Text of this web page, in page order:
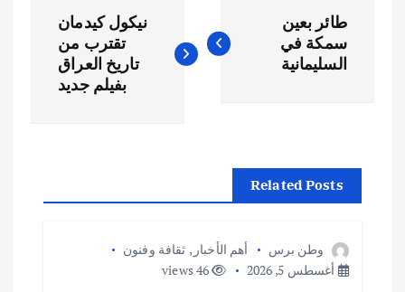
ص
طائر بعين
سمكة في
السليمانية
نيكول كيدمان
تقترب من
تاريخ العراق
بفيلم جديد
Related Posts
وطن برس أهم الأخبار , ثقافة وفنون
أغسطس 5, 2026
46 views